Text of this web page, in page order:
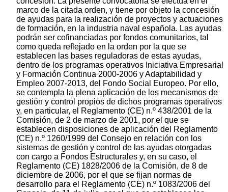
marco de la citada orden, y tiene por objeto la concesión
de ayudas para la realización de proyectos y actuaciones
de formación, en la industria naval española. Las ayudas
podrán ser cofinanciadas por fondos comunitarios, tal
como queda reflejado en la orden por la que se
establecen las bases reguladoras de estas ayudas,
dentro de los programas operativos Iniciativa Empresarial
y Formación Continua 2000-2006 y Adaptabilidad y
Empleo 2007-2013, del Fondo Social Europeo. Por ello,
se contempla la plena aplicación de los mecanismos de
gestión y control propios de dichos programas operativos
y, en particular, el Reglamento (CE) n.º 438/2001 de la
Comisión, de 2 de marzo de 2001, por el que se
establecen disposiciones de aplicación del Reglamento
(CE) n.º 1260/1999 del Consejo en relación con los
sistemas de gestión y control de las ayudas otorgadas
con cargo a Fondos Estructurales y, en su caso, el
Reglamento (CE) 1828/2006 de la Comisión, de 8 de
diciembre de 2006, por el que se fijan normas de
desarrollo para el Reglamento (CE) n.º 1083/2006 del